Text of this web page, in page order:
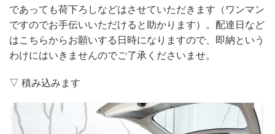
であっても荷下ろしなどはさせていただきます（ワンマン
ですのでお手伝いいただけると助かります）。配達日など
はこちらからお願いする日時になりますので、即納という
わけにはいきませんのでご了承くださいませ。
▽ 積み込みます